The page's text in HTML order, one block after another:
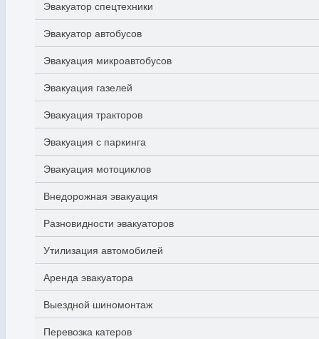
Эвакуатор спецтехники
Эвакуатор автобусов
Эвакуация микроавтобусов
Эвакуация газелей
Эвакуация тракторов
Эвакуация с паркинга
Эвакуация мотоциклов
Внедорожная эвакуация
Разновидности эвакуаторов
Утилизация автомобилей
Аренда эвакуатора
Выездной шиномонтаж
Перевозка катеров